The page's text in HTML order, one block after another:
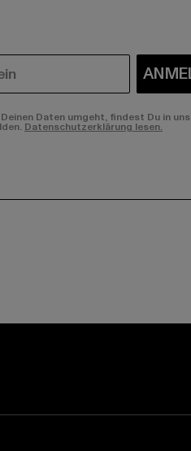
Daten umgeht, findest Du in
Datenschutzerklärung lesen.